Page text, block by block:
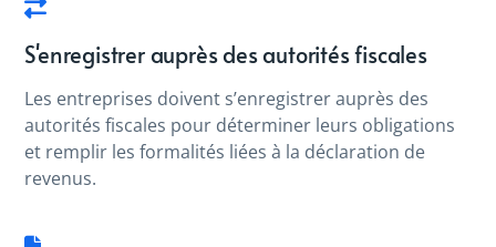
S'enregistrer auprès des autorités fiscales
Les entreprises doivent s’enregistrer auprès des
autorités fiscales pour déterminer leurs obligations
et remplir les formalités liées à la déclaration de
revenus.